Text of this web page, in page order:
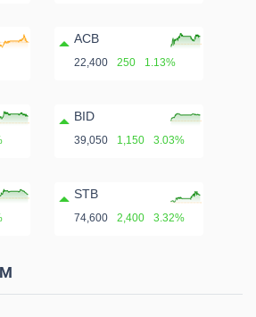
ACB
22,400 250 1.13%
BID
39,050 1,150 3.03%
STB
74,600 2,400 3.32%